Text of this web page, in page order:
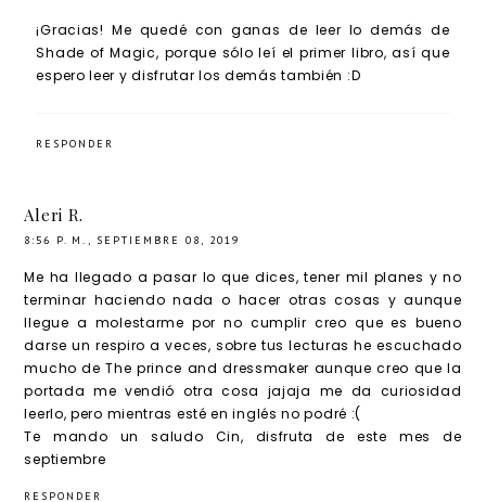
¡Gracias! Me quedé con ganas de leer lo demás de
Shade of Magic, porque sólo leí el primer libro, así que
espero leer y disfrutar los demás también :D
RESPONDER
Aleri R.
8:56 P. M., SEPTIEMBRE 08, 2019
Me ha llegado a pasar lo que dices, tener mil planes y no
terminar haciendo nada o hacer otras cosas y aunque
llegue a molestarme por no cumplir creo que es bueno
darse un respiro a veces, sobre tus lecturas he escuchado
mucho de The prince and dressmaker aunque creo que la
portada me vendió otra cosa jajaja me da curiosidad
leerlo, pero mientras esté en inglés no podré :(
Te mando un saludo Cin, disfruta de este mes de
septiembre
RESPONDER